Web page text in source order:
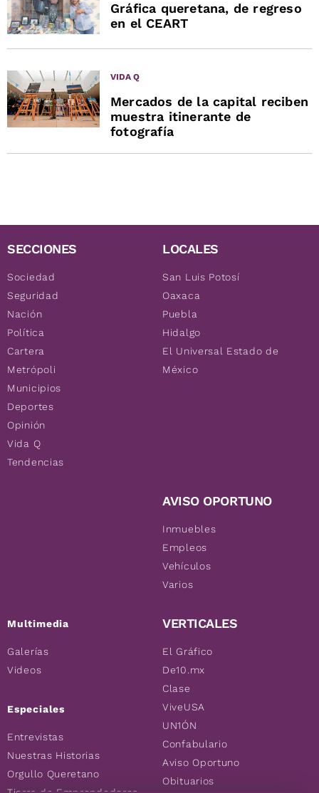
Gráfica queretana, de regreso
en el CEART
VIDA Q
Mercados de la capital reciben
muestra itinerante de
fotografía
SECCIONES
Sociedad
Seguridad
Nación
Política
Cartera
Metrópoli
Municipios
Deportes
Opinión
Vida Q
Tendencias
Multimedia
Galerías
Videos
Especiales
Entrevistas
Nuestras Historias
Orgullo Queretano
LOCALES
San Luis Potosí
Oaxaca
Puebla
Hidalgo
El Universal Estado de
México
AVISO OPORTUNO
Inmuebles
Empleos
Vehículos
Varios
VERTICALES
El Gráfico
De10.mx
Clase
ViveUSA
UN1ÓN
Confabulario
Aviso Oportuno
Obituarios